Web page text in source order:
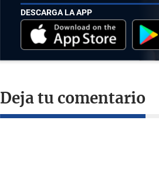
DESCARGA LA APP
Deja tu comentario